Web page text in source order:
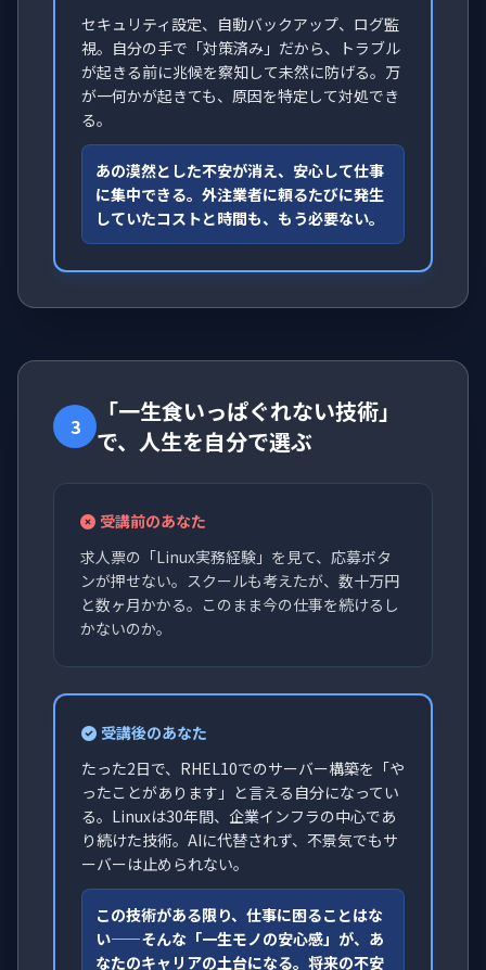
セキュリティ設定、自動バックアップ、ログ監
視。自分の手で「対策済み」だから、トラブル
が起きる前に兆候を察知して未然に防げる。万
が一何かが起きても、原因を特定して対処でき
る。
あの漠然とした不安が消え、安心して仕事
に集中できる。外注業者に頼るたびに発生
していたコストと時間も、もう必要ない。
3
「一生食いっぱぐれない技術」
で、人生を自分で選ぶ
受講前のあなた
求人票の「Linux実務経験」を見て、応募ボタ
ンが押せない。スクールも考えたが、数十万円
と数ヶ月かかる。このまま今の仕事を続けるし
かないのか。
受講後のあなた
たった2日で、RHEL10でのサーバー構築を「や
ったことがあります」と言える自分になってい
る。Linuxは30年間、企業インフラの中心であ
り続けた技術。AIに代替されず、不景気でもサ
ーバーは止められない。
この技術がある限り、仕事に困ることはな
い——そんな「一生モノの安心感」が、あ
なたのキャリアの土台になる。将来の不安